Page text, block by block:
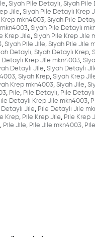
, Siyah Pile Detaylı, Siyah Pile
Jile, Siyah Pile Detaylı Krep
Krep mkn4003, Siyah Pile
, Siyah Pile Detaylı
Krep Jile, Siyah Pile Krep Jile
, Siyah Pile Jile, Siyah Pile Jile
Detaylı, Siyah Detaylı Krep,
Detaylı Krep Jile mkn4003,
Detaylı Jile, Siyah Detaylı
, Siyah Krep, Siyah Krep
Krep mkn4003, Siyah Jile,
, Pile, Pile Detaylı, Pile
Detaylı Krep Jile mkn4003,
Detaylı Jile, Pile Detaylı Jile
Krep, Pile Krep Jile, Pile Krep
, Pile Jile, Pile Jile mkn4003,